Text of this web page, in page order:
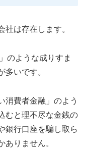
は存在します。
のような成りすま
多いです。
消費者金融」のよう
むと理不尽な金銭の
銀行口座を騙し取ら
ありません。